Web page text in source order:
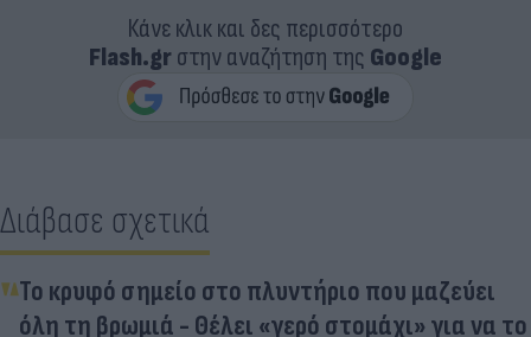
Κάνε κλικ και δες περισσότερο
Flash.grστην αναζήτηση της Google
Διάβασε σχετικά
Το κρυφό σημείο στο πλυντήριο που μαζεύει
όλη τη βρωμιά - Θέλει «γερό στομάχι» για να το